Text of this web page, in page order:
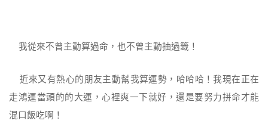
我從來不曾主動算過命，也不曾主動抽過籤！
近來又有熱心的朋友主動幫我算運勢，哈哈哈！我現在正在
走鴻運當頭的的大運，心裡爽一下就好，還是要努力拼命才能
混口飯吃啊！